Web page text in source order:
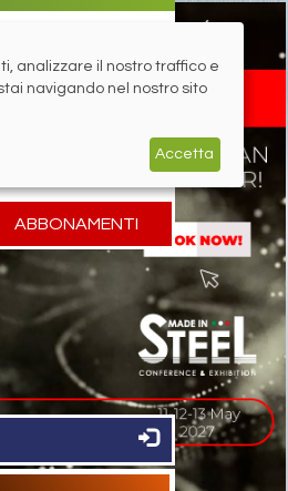
ABBONAMENTI
analizzare il nostro traffico e
navigando nel nostro sito
Accetta